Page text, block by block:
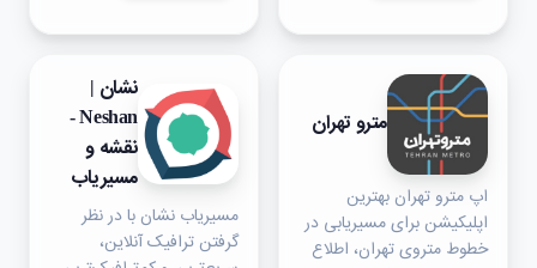
مترو تهران
اپ مترو تهران بهترین
اپلیکیشن برای مسیریابی در
خطوط متروی تهران، اطلاع
نشان |
Neshan -
نقشه و
مسیریاب
مسیریاب نشان با در نظر
گرفتن ترافیک آنلاین،